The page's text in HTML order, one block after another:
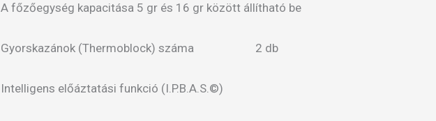
A főzőegység kapacitása 5 gr és 16 gr között állítható be
Gyorskazánok (Thermoblock) száma 2 db
Intelligens előáztatási funkció (I.P.B.A.S.©)